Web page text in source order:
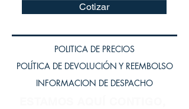
Cotizar
POLITICA DE PRECIOS
POLÍTICA DE DEVOLUCIÓN Y REEMBOLSO
INFORMACION DE DESPACHO